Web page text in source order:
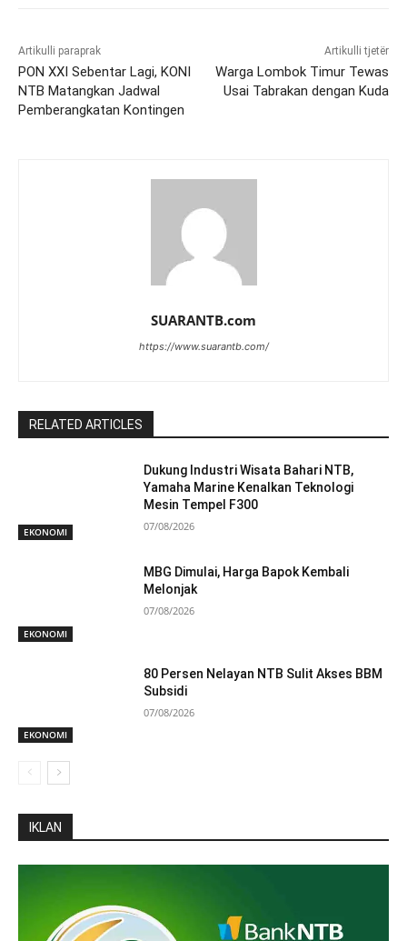
Artikulli paraprak
PON XXI Sebentar Lagi, KONI
NTB Matangkan Jadwal
Pemberangkatan Kontingen
Artikulli tjetër
Warga Lombok Timur Tewas
Usai Tabrakan dengan Kuda
SUARANTB.com
https://www.suarantb.com/
RELATED ARTICLES
EKONOMI
Dukung Industri Wisata Bahari NTB,
Yamaha Marine Kenalkan Teknologi
Mesin Tempel F300
07/08/2026
EKONOMI
MBG Dimulai, Harga Bapok Kembali
Melonjak
07/08/2026
EKONOMI
80 Persen Nelayan NTB Sulit Akses BBM
Subsidi
07/08/2026
IKLAN